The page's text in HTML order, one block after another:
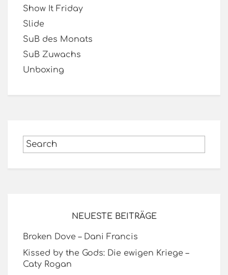
Show It Friday
Slide
SuB des Monats
SuB Zuwachs
Unboxing
NEUESTE BEITRÄGE
Broken Dove – Dani Francis
Kissed by the Gods: Die ewigen Kriege –
Caty Rogan